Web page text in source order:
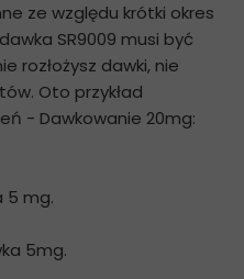
ze względu krótki okres
SR9009 musi być
rozłożysz dawki, nie
Oto przykład
- Dawkowanie 20mg:
5 mg.
5mg.